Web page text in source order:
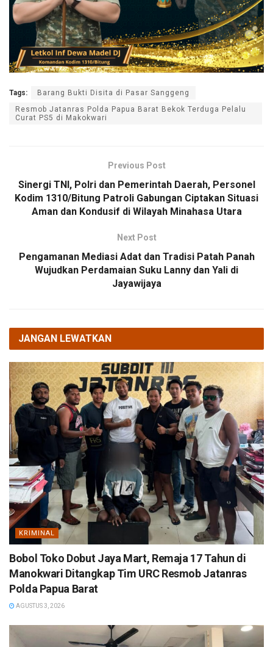
Tags:
Barang Bukti Disita di Pasar Sanggeng
Resmob Jatanras Polda Papua Barat Bekok Terduga Pelalu
Curat PS5 di Makokwari
Previous Post
Sinergi TNI, Polri dan Pemerintah Daerah, Personel
Kodim 1310/Bitung Patroli Gabungan Ciptakan Situasi
Aman dan Kondusif di Wilayah Minahasa Utara
Next Post
Pengamanan Mediasi Adat dan Tradisi Patah Panah
Wujudkan Perdamaian Suku Lanny dan Yali di
Jayawijaya
JANGAN LEWATKAN
KRIMINAL
Bobol Toko Dobut Jaya Mart, Remaja 17 Tahun di
Manokwari Ditangkap Tim URC Resmob Jatanras
Polda Papua Barat
AGUSTUS 3, 2026